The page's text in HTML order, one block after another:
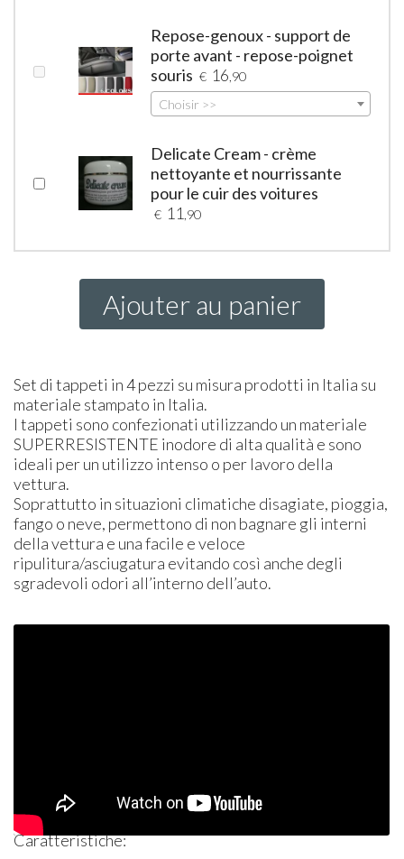
Repose-genoux - support de
porte avant - repose-poignet
souris € 16 ,90
Choisir >>
Delicate Cream - crème
nettoyante et nourrissante
pour le cuir des voitures
€ 11 ,90
Ajouter au panier
Set di tappeti in 4 pezzi su misura prodotti in Italia su
materiale stampato in Italia.
I tappeti sono confezionati utilizzando un materiale
SUPERRESISTENTE inodore di alta qualità e sono
ideali per un utilizzo intenso o per lavoro della
vettura.
Soprattutto in situazioni climatiche disagiate, pioggia,
fango o neve, permettono di non bagnare gli interni
della vettura e una facile e veloce
ripulitura/asciugatura evitando così anche degli
sgradevoli odori all’interno dell’auto.
Caratteristiche: